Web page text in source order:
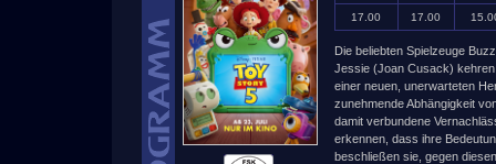
17.00 17.00
Die beliebten Spielzeuge
Jessie (Joan Cusack)
einer neuen, unerwarteten
zunehmende Abhängigkeit
damit verbundene
erkennen, dass ihre
beschließen sie, gegen